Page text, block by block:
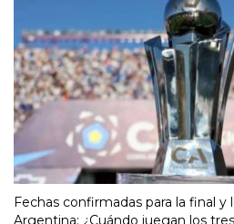
Fechas confirmadas para la final y
Argentina: ¿Cuándo juegan los